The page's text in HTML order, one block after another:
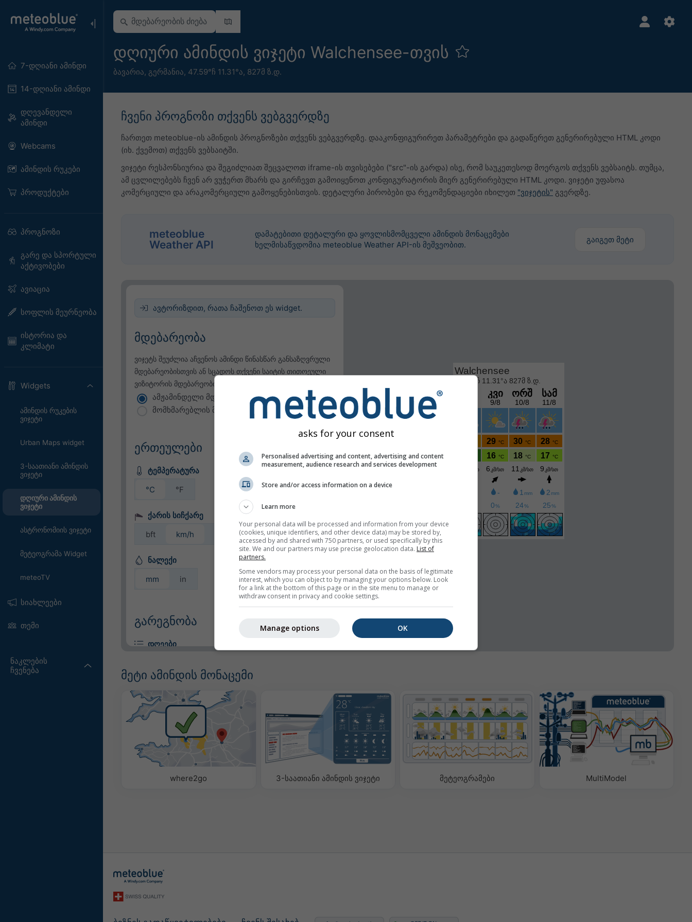
7-დღიანი ამინდი
14-დღიანი ამინდი
დღევანდელი
ამინდი
Webcams
ამინდის რუკები
პროდუქტები
პროგნოზი
გარე და სპორტული
აქტივობები
ავიაცია
სოფლის მეურნეობა
ისტორია და
კლიმატი
Widgets
ამინდის რუკების
ვიჯეტი
Urban Maps widget
3-საათიანი ამინდის
ვიჯეტი
დღიური ამინდის
ვიჯეტი
ასტრონომიის ვიჯეტი
მეტეოგრამა Widget
meteoTV
სიახლეები
თემი
ნაკლების
ჩვენება
დღიური ამინდის ვიჯეტი Walchensee-თვის
ბავარია, გერმანია, 47.59°ჩ 11.31°ა, 827მ ზ.დ.
ჩვენი პროგნოზი თქვენს ვებგვერდზე
ჩართეთ meteoblue-ის ამინდის პროგნოზები თქვენს ვებგვერდზე. დააკონფიგურირეთ პარამეტრები და გადაწერეთ გენერირებული HTML კოდი
(იხ. ქვემოთ) თქვენს ვებსაიტში.
ვიჯეტი რესპონსიურია და შეგიძლიათ შეცვალოთ iframe-ის თვისებები ("src"-ის გარდა) ისე, რომ საუკეთესოდ მოერგოს თქვენს ვებსაიტს. თუმცა,
ამ ცვლილებებს ჩვენ არ ვუჭერთ მხარს და გირჩევთ გამოიყენოთ კონფიგურატორის მიერ გენერირებული HTML კოდი. ვიჯეტი უფასოა
კომერციული და არაკომერციული გამოყენებისთვის. დეტალური პირობები და რეკომენდაციები იხილეთ "ვიჯეტის" გვერდზე.
meteoblue
Weather API
დამატებითი დეტალური და ყოვლისმომცველი ამინდის მონაცემები
ხელმისაწვდომია meteoblue Weather API-ის მეშვეობით.
გაიგეთ მეტი
ავტორიზდით, რათა ჩაშენოთ ეს widget.
მდებარეობა
ვიჯეტს შეუძლია აჩვენოს ამინდი წინასწარ განსაზღვრული
მდებარეობისთვის ან სცადოს თქვენი საიტის თითოეული
ვიზიტორის მდებარეობის განსაზღვრა.
ამჟამინდელი მდებარეობის გამოყენება
მომხმარებლის მდებარეობის განსაზღვრა
ერთეულები
ტემპერატურა
°C
°F
ქარის სიჩქარე
bft
km/h mph kn
ნალექი
mm
in
გარეგნობა
დღეები
ფერადი
მონოქრომული
პარამეტრები
გამოიყენეთ შემდეგი პარამეტრები ვიჯეტში ამინდის
პარამეტრების დასამატებლად ან მოსაშორებლად.
ქარის მიმართულება
მეტი ამინდის მონაცემი
where2go 3-საათიანი ამინდის ვიჯეტი მეტეოგრამები MultiModel
asks for your consent
Personalised advertising and content, advertising and content
measurement, audience research and services development
Store and/or access information on a device
Learn more
Your personal data will be processed and information from your device
(cookies, unique identifiers, and other device data) may be stored by,
accessed by and shared with 750 partners, or used specifically by this
site. We and our partners may use precise geolocation data. List of
partners.
Some vendors may process your personal data on the basis of legitimate
interest, which you can object to by managing your options below. Look
for a link at the bottom of this page or in the site menu to manage or
withdraw consent in privacy and cookie settings.
OK
Manage options